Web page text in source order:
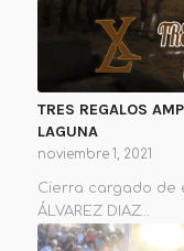
TRES REGALOS
LAGUNA
noviembre 1, 2021
Cierra cargado de
ÁLVAREZ DIAZ…